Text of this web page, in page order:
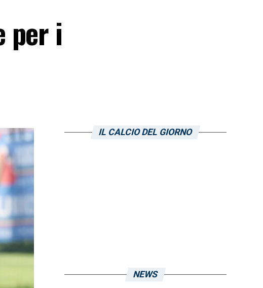
per i
IL CALCIO DEL GIORNO
NEWS